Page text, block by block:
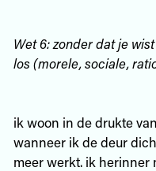
Wet 6: zonder dat je
los (morele, sociale,
ik woon in de drukte
wanneer ik de deur
meer werkt. ik herinner